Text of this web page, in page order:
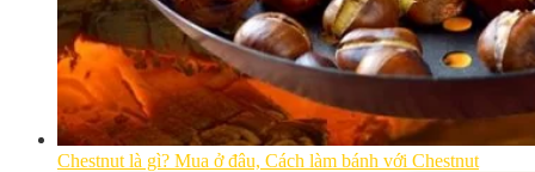
Chestnut là gì? Mua ở đâu, Cách làm bánh với Chestnut